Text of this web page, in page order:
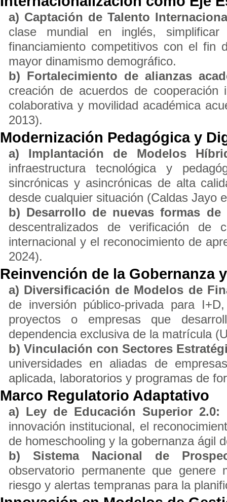
a) Captación de Talento
clase mundial en inglés,
financiamiento competitivos con el fin
mayor dinamismo demográfico.
b) Fortalecimiento de alianzas
creación de acuerdos de cooperación
colaborativa y movilidad académica
2013).
Modernización Pedagógica y
a) Implantación de Modelos
infraestructura tecnológica y
sincrónicas y asincrónicas de alta
desde cualquier situación (Caldas Jayo
b) Desarrollo de nuevas formas de
descentralizados de verificación de
internacional y el reconocimiento de
2024).
Reinvención de la Gobernanza
a) Diversificación de Modelos de
de inversión público-privada para
proyectos o empresas que
dependencia exclusiva de la matrícula
b) Vinculación con Sectores
universidades en aliadas de
aplicada, laboratorios y programas de
Marco Regulatorio Adaptativo
a) Ley de Educación Superior 2.0:
innovación institucional, el
de homeschooling y la gobernanza ágil
b) Sistema Nacional de
observatorio permanente que genere
riesgo y alertas tempranas para la